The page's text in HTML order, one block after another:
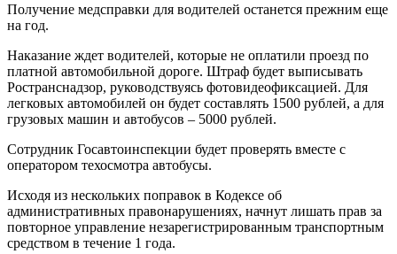
Получение медсправки для водителей останется прежним еще
на год.
Наказание ждет водителей, которые не оплатили проезд по
платной автомобильной дороге. Штраф будет выписывать
Ространснадзор, руководствуясь фотовидеофиксацией. Для
легковых автомобилей он будет составлять 1500 рублей, а для
грузовых машин и автобусов – 5000 рублей.
Сотрудник Госавтоинспекции будет проверять вместе с
оператором техосмотра автобусы.
Исходя из нескольких поправок в Кодексе об
административных правонарушениях, начнут лишать прав за
повторное управление незарегистрированным транспортным
средством в течение 1 года.